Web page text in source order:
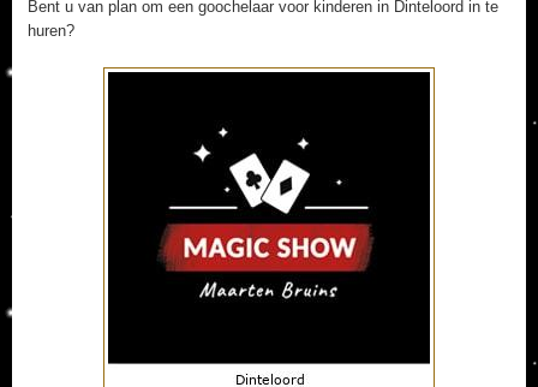
Bent u van plan om een goochelaar voor kinderen in Dinteloord in te
huren?